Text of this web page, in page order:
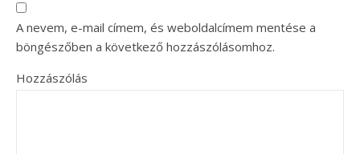
A nevem, e-mail címem, és weboldalcímem mentése a
böngészőben a következő hozzászólásomhoz.
Hozzászólás